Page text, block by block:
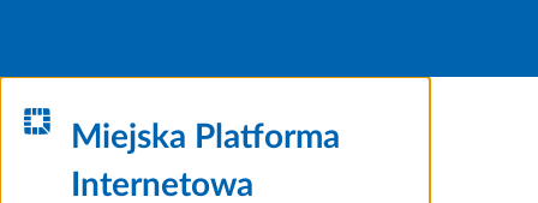
Miejska Platforma
Internetowa